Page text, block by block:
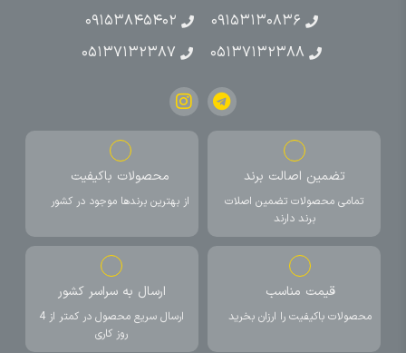
۰۹۱۵۳۱۳۰۸۳۶
۰۹۱۵۳۸۴۵۴۰۲
۰۵۱۳۷۱۳۲۳۸۸
۰۵۱۳۷۱۳۲۳۸۷
تضمین اصالت برند
تمامی محصولات تضمین اصلات
برند دارند
محصولات باکیفیت
از بهترین برندها موجود در کشور
قیمت مناسب
محصولات باکیفیت را ارزان بخرید
ارسال به سراسر کشور
ارسال سریع محصول در کمتر از 4
روز کاری